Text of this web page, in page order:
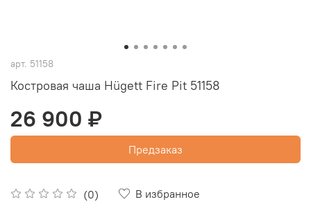
арт. 51158
Костровая чаша Hügett Fire Pit 51158
(0)
В избранное
26 900 ₽
Предзаказ